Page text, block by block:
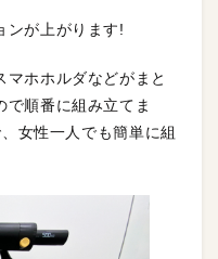
ンが上がります!
ホホルダなどがまと
で順番に組み立てま
女性一人でも簡単に組